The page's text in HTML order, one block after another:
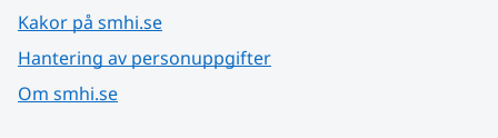
Kakor på smhi.se
Hantering av personuppgifter
Om smhi.se